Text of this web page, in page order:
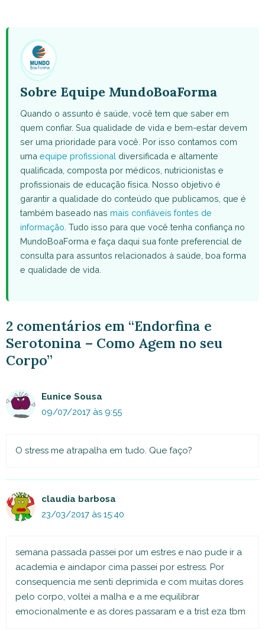
Sobre Equipe MundoBoaForma
Quando o assunto é saúde, você tem que saber em
quem confiar. Sua qualidade de vida e bem-estar devem
ser uma prioridade para você. Por isso contamos com
uma equipe profissional diversificada e altamente
qualificada, composta por médicos, nutricionistas e
profissionais de educação física. Nosso objetivo é
garantir a qualidade do conteúdo que publicamos, que é
também baseado nas mais confiáveis fontes de
informação . Tudo isso para que você tenha confiança no
MundoBoaForma e faça daqui sua fonte preferencial de
consulta para assuntos relacionados à saúde, boa forma
e qualidade de vida.
2 comentários em “Endorfina e
Serotonina – Como Agem no seu
Corpo”
Eunice Sousa
09/07/2017 às 9:55
O stress me atrapalha em tudo. Que faço?
claudia barbosa
23/03/2017 às 15:40
semana passada passei por um estres e nao pude ir a
academia e aindapor cima passei por estress. Por
consequencia me senti deprimida e com muitas dores
pelo corpo, voltei a malha e a me equilibrar
emocionalmente e as dores passaram e a trist eza tbm